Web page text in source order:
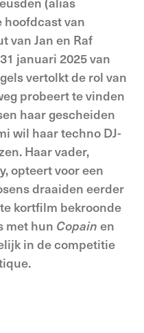
hoofdcast van
van Jan en Raf
januari 2025 van
vertolkt de rol van
probeert te vinden
haar gescheiden
wil haar techno DJ-
Haar vader,
opteert voor een
draaiden eerder
kortfilm bekroonde
met hun Copain en
in de competitie